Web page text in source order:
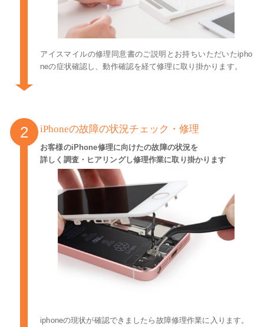
アイスマイルの修理同意書のご説明とお持ちいただいたipho
neの症状確認し、動作確認を経て修理に取り掛かります。
iPhoneの故障の状況チェック・修理
お客様のiPhone修理に向けたの故障の状況を
詳しく調査・ヒアリングし修理作業に取り掛かります
iphoneの現状が確認できましたら故障修理作業に入ります。